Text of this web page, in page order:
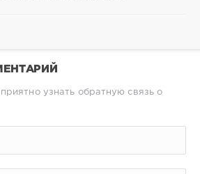
узнать обратную связь о